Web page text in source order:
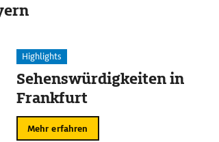
Highlights
Sehenswürdigkeiten in
Frankfurt
Mehr erfahren